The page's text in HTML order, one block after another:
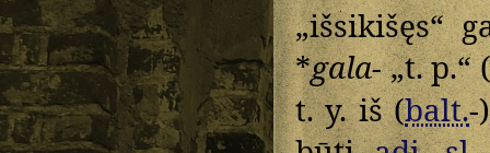
„išsikišęs“
*gala-„t. p.“ (
t. y. iš (balt.-)